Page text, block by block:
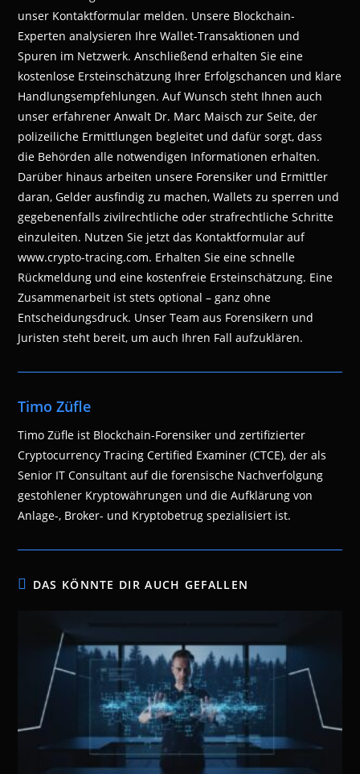
unser Kontaktformular melden. Unsere Blockchain-
Experten analysieren Ihre Wallet-Transaktionen und
Spuren im Netzwerk. Anschließend erhalten Sie eine
kostenlose Ersteinschätzung Ihrer Erfolgschancen und klare
Handlungsempfehlungen. Auf Wunsch steht Ihnen auch
unser erfahrener Anwalt Dr. Marc Maisch zur Seite, der
polizeiliche Ermittlungen begleitet und dafür sorgt, dass
die Behörden alle notwendigen Informationen erhalten.
Darüber hinaus arbeiten unsere Forensiker und Ermittler
daran, Gelder ausfindig zu machen, Wallets zu sperren und
gegebenenfalls zivilrechtliche oder strafrechtliche Schritte
einzuleiten. Nutzen Sie jetzt das Kontaktformular auf
www.crypto-tracing.com. Erhalten Sie eine schnelle
Rückmeldung und eine kostenfreie Ersteinschätzung. Eine
Zusammenarbeit ist stets optional – ganz ohne
Entscheidungsdruck. Unser Team aus Forensikern und
Juristen steht bereit, um auch Ihren Fall aufzuklären.
Timo Züfle
Timo Züfle ist Blockchain-Forensiker und zertifizierter
Cryptocurrency Tracing Certified Examiner (CTCE), der als
Senior IT Consultant auf die forensische Nachverfolgung
gestohlener Kryptowährungen und die Aufklärung von
Anlage-, Broker- und Kryptobetrug spezialisiert ist.
DAS KÖNNTE DIR AUCH GEFALLEN